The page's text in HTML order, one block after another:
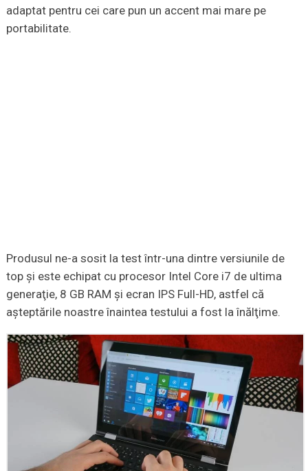
adaptat pentru cei care pun un accent mai mare pe
portabilitate.
Produsul ne-a sosit la test într-una dintre versiunile de
top şi este echipat cu procesor Intel Core i7 de ultima
generaţie, 8 GB RAM şi ecran IPS Full-HD, astfel că
aşteptările noastre înaintea testului a fost la înălţime.